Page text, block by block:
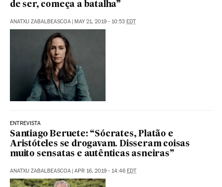
de ser, começa a batalha”
ANATXU ZABALBEASCOA | MAY 21, 2019 - 10:53 EDT
ENTREVISTA
Santiago Beruete: “Sócrates, Platão e
Aristóteles se drogavam. Disseram coisas
muito sensatas e autênticas asneiras”
ANATXU ZABALBEASCOA | APR 16, 2019 - 14:46 EDT